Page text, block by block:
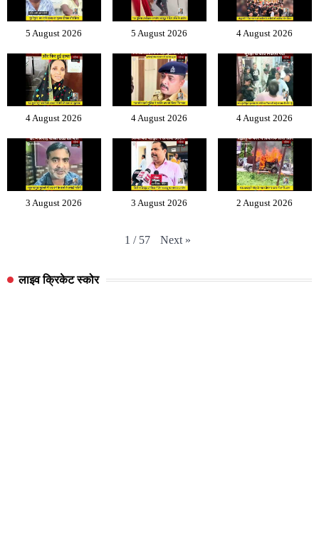
5 August 2026 5 August 2026 4 August 2026
4 August 2026 4 August 2026 4 August 2026
3 August 2026 3 August 2026 2 August 2026
1 / 57 Next »
लाइव क्रिकेट स्कोर